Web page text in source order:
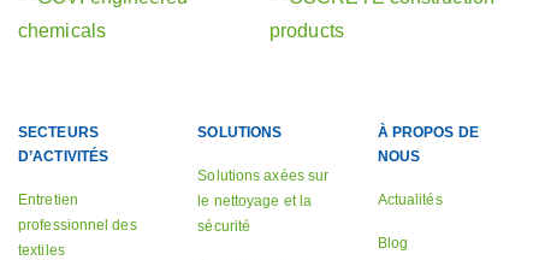
SECTEURS
D’ACTIVITÉS
Entretien
professionnel des
textiles
SOLUTIONS
Solutions axées sur
le nettoyage et la
sécurité
À PROPOS DE
NOUS
Actualités
Blog